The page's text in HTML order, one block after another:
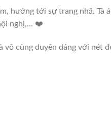
hướng tới sự trang nhã. Tà
nghị,… ❤️
cùng duyên dáng với nét